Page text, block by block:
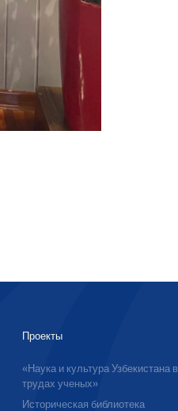
Проекты
«Наука и культура Узбекистана в
трудах ученых»
Историческая библиотека